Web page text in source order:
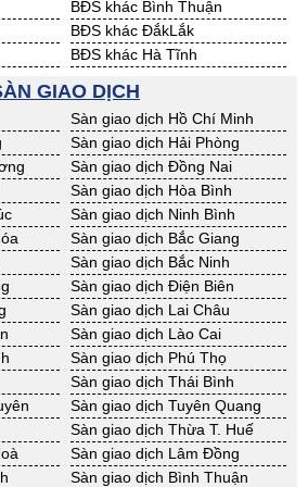
BĐS khác Bình Thuận
BĐS khác ĐắkLắk
BĐS khác Hà Tĩnh
BĐS khác Phú Yên
BĐS khác Quảng Nam
BĐS khác Bà Rịa - VT
BĐS khác An Giang
BĐS khác Bến Tre
BĐS khác Cà Mau
BĐS khác Hậu Giang
BĐS khác Long An
BĐS khác Tây Ninh
BĐS khác Trà Vinh
BĐS khác Hải Dương
BĐS khác Quảng Ninh
GIAO DỊCH
Sàn giao dịch Hồ Chí Minh
Sàn giao dịch Hải Phòng
Sàn giao dịch Đồng Nai
Sàn giao dịch Hòa Bình
Sàn giao dịch Ninh Bình
Sàn giao dịch Bắc Giang
Sàn giao dịch Bắc Ninh
Sàn giao dịch Điện Biên
Sàn giao dịch Lai Châu
Sàn giao dịch Lào Cai
Sàn giao dịch Phú Thọ
Sàn giao dịch Thái Bình
Sàn giao dịch Tuyên Quang
Sàn giao dịch Thừa T. Huế
Sàn giao dịch Lâm Đồng
Sàn giao dịch Bình Thuận